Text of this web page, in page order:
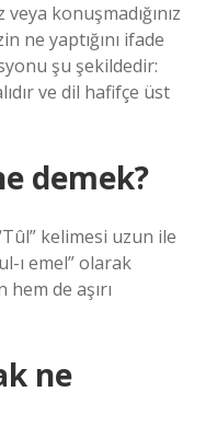
konuşmadığınız
ne yaptığını ifade
şu şekildedir:
ve dil hafifçe üst
demek?
kelimesi uzun ile
ı emel” olarak
de aşırı
ne